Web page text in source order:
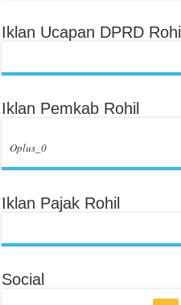
Iklan Ucapan DPRD Rohil
Iklan Pemkab Rohil
Oplus_0
Iklan Pajak Rohil
Social